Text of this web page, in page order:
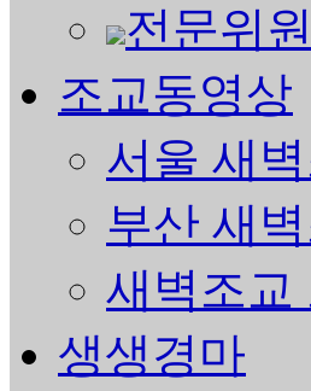
전문위
조교동영상
서울 새
부산 새
새벽조교
생생경마